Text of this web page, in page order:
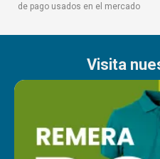
de pago usados en el mercado
Visita